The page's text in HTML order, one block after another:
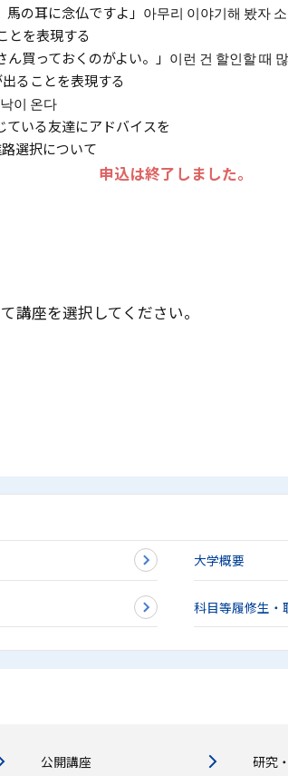
念仏ですよ」아무리 이야기해 봤자 소
を表現する
おくのがよい。」이런 건 할인할 때 많
ることを表現する
온다
いる友達にアドバイスを
選択について
申込は終了しました。
講座を選択してください。
大学概要
科目等履修生・
公開講座 研究